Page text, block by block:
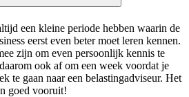
een kleine periode hebben waarin de
eerst even beter moet leren kennen.
zijn om even persoonlijk kennis te
ook af om een week voordat je
te gaan naar een belastingadviseur. Het
goed vooruit!